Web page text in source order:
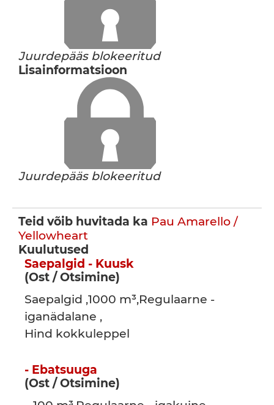
Juurdepääs blokeeritud
Lisainformatsioon
Juurdepääs blokeeritud
Teid võib huvitada ka Pau Amarello /
Yellowheart
Kuulutused
Saepalgid - Kuusk
(Ost / Otsimine)
Saepalgid ,1000 m³,Regulaarne -
iganädalane ,
Hind kokkuleppel
- Ebatsuuga
(Ost / Otsimine)